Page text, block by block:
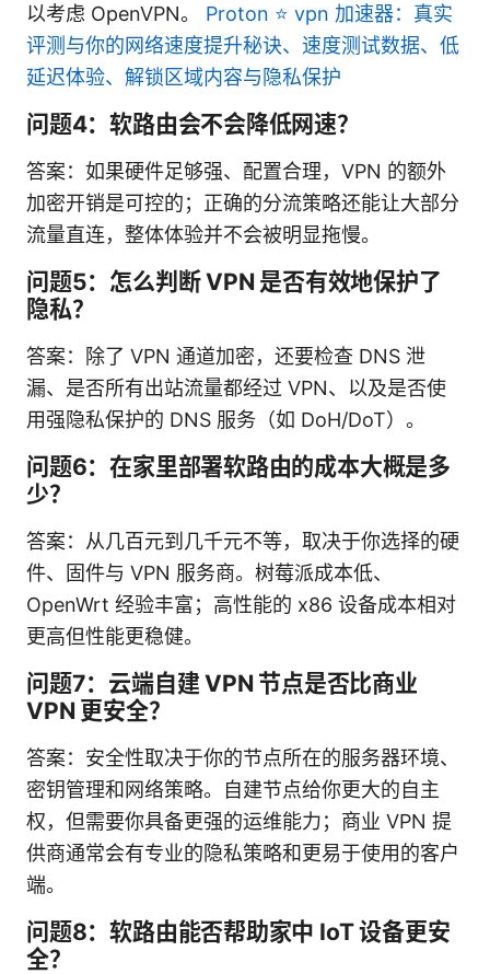
以考虑 OpenVPN。 Proton ⭐ vpn 加速器：真实
评测与你的网络速度提升秘诀、速度测试数据、低
延迟体验、解锁区域内容与隐私保护
问题4：软路由会不会降低网速？
答案：如果硬件足够强、配置合理，VPN 的额外
加密开销是可控的；正确的分流策略还能让大部分
流量直连，整体体验并不会被明显拖慢。
问题5：怎么判断 VPN 是否有效地保护了
隐私？
答案：除了 VPN 通道加密，还要检查 DNS 泄
漏、是否所有出站流量都经过 VPN、以及是否使
用强隐私保护的 DNS 服务（如 DoH/DoT）。
问题6：在家里部署软路由的成本大概是多
少？
答案：从几百元到几千元不等，取决于你选择的硬
件、固件与 VPN 服务商。树莓派成本低、
OpenWrt 经验丰富；高性能的 x86 设备成本相对
更高但性能更稳健。
问题7：云端自建 VPN 节点是否比商业
VPN 更安全？
答案：安全性取决于你的节点所在的服务器环境、
密钥管理和网络策略。自建节点给你更大的自主
权，但需要你具备更强的运维能力；商业 VPN 提
供商通常会有专业的隐私策略和更易于使用的客户
端。
问题8：软路由能否帮助家中 IoT 设备更安
全？